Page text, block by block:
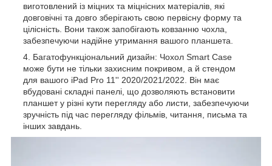
виготовлений із міцних та міцнісних матеріалів, які
довговічні та довго зберігають свою первісну форму та
цілісність. Вони також запобігають ковзанню чохла,
забезпечуючи надійне утримання вашого планшета.
Багатофункціональний дизайн: Чохол Smart Case
може бути не тільки захисним покривом, а й стендом
для вашого iPad Pro 11'' 2020/2021/2022. Він має
вбудовані складні панелі, що дозволяють встановити
планшет у різні кути перегляду або листи, забезпечуючи
зручність під час перегляду фільмів, читання, письма та
інших завдань.